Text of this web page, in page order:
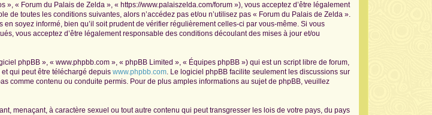
« Forum du Palais de Zelda », « https://www.palaiszelda.com/forum »), vous acceptez d’être légalement
de toutes les conditions suivantes, alors n’accédez pas et/ou n’utilisez pas « Forum du Palais de Zelda ».
soyez informé, bien qu’il soit prudent de vérifier régulièrement celles-ci par vous-même. Si vous
vous acceptez d’être légalement responsable des conditions découlant des mises à jour et/ou
phpBB », « www.phpbb.com », « phpBB Limited », « Équipes phpBB ») qui est un script libre de forum,
qui peut être téléchargé depuis www.phpbb.com. Le logiciel phpBB facilite seulement les discussions sur
comme contenu ou conduite permis. Pour de plus amples informations au sujet de phpBB, veuillez
menaçant, à caractère sexuel ou tout autre contenu qui peut transgresser les lois de votre pays, du pays